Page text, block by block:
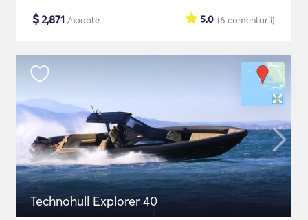
$2,871 /noapte (6 comentarii)
5.0
Technohull Explorer 40